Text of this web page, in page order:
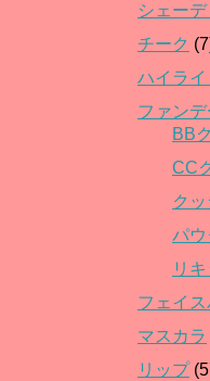
シェー
チーク
ハイライ
ファン
BB
CC
ク
パ
リ
フェイ
マスカラ
リップ